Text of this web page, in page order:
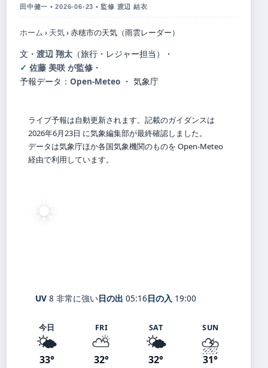
田中健一 • 2026-06-23 • 監修 渡辺 結衣
ホーム › 天気›赤穂市の天気（雨雲レーダー）
文・ 渡辺 翔太 （旅行・レジャー担当）
・
佐藤 美咲 が監修 ・
予報データ： Open-Meteo ・ 気象庁
ライブ予報は自動更新されます。記載のガイダンスは
2026年6月23日 に気象編集部が最終確認しました。
データは気象庁ほか各国気象機関のものを Open-Meteo
経由で利用しています。
☀️
UV 8 非常に強い日の出 05:16日の入 19:00
今日
🌤️
33°
FRI
⛅
32°
SAT
🌤️
32°
SUN
⛈️
31°